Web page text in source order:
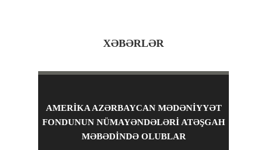
XƏBƏRLƏR
AMERIKA AZƏRBAYCAN MƏDƏNIYYƏT
FONDUNUN NÜMAYƏNDƏLƏRI ATƏŞGAH
MƏBƏDINDƏ OLUBLAR